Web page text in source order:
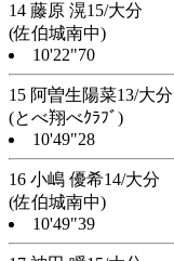
14 藤原 滉15/大分
(佐伯城南中)
10'22"70
15 阿曽生陽菜13/大分
(とべ翔べｸﾗﾌﾞ)
10'49"28
16 小嶋 優希14/大分
(佐伯城南中)
10'49"39